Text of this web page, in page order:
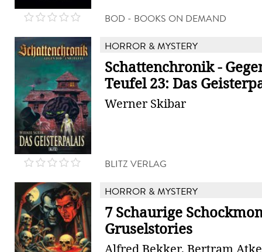
BOD - BOOKS ON DEMAND
HORROR & MYSTERY
Schattenchronik -
Teufel 23: Das
Werner Skibar
BLITZ VERLAG
HORROR & MYSTERY
7 Schaurige
Gruselstories